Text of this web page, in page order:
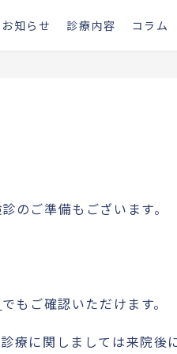
お知らせ 診療内容 コラム
のご準備もございます。
でもご確認いただけます。
に関しましては来院後